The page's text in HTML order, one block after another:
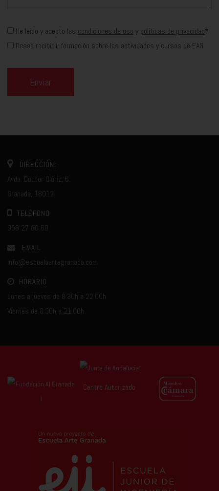
He leído y acepto las condiciones de uso y políticas de privacidad*
Deseo recibir información sobre las actividades y cursos de EAG
Enviar
DIRECCIÓN:
Avda. Doctor Olóriz, 6.
Granada, 18012.
TELÉFONO
958 27 80 60
EMAIL
info@escuelaartegranada.com
HORARIO
Lunes a jueves de 8:30h a 22:00h
Viernes de 8:30h a 21:00h
Centro Autorizado